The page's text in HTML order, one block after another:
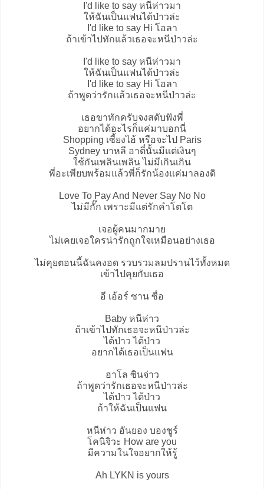
I'd like to say หนีห่าวมา
ให้ฉันเป็นแฟนได้ป่าวล่ะ
I'd like to say Hi โอลา
ถ้าเข้าไปทักแล้วเธอจะหนีป่าวล่ะ
I'd like to say หนีห่าวมา
ให้ฉันเป็นแฟนได้ป่าวล่ะ
I'd like to say Hi โอลา
ถ้าพูดว่ารักแล้วเธอจะหนีป่าวล่ะ
เธอขาทักครับจงสดับฟังพี่
อยากได้อะไรก็แค่มาบอกนี่
Shopping เซี้ยงไฮ้ หรือจะไป Paris
Sydney บาหลี อาตี๋นั้นมีแต่เงินๆ
ใช้กันเพลินเพลิน ไม่มีเกินเกิน
พี่อะเพียบพร้อมแล้วพี่ก็รักน้องแค่มาลองดิ
Love To Pay And Never Say No No
ไม่มีกั๊ก เพราะมีแต่รักคำโตโต
เจอผู้คนมากมาย
ไม่เคยเจอใครน่ารักถูกใจเหมือนอย่างเธอ
ไม่คุยตอนนี้ฉันคงอด รวบรวมลมปรานไว้ทั้งหมด
เข้าไปคุยกับเธอ
อี เอ้อร์ ซาน ซื่อ
Baby หนีห่าว
ถ้าเข้าไปทักเธอจะหนีป่าวล่ะ
ได้ป่าว ได้ป่าว
อยากได้เธอเป็นแฟน
ฮาโล ซินจ่าว
ถ้าพูดว่ารักเธอจะหนีป่าวล่ะ
ได้ป่าว ได้ป่าว
ถ้าให้ฉันเป็นแฟน
หนีห่าว อันยอง บองชูร์
โคนิจิวะ How are you
มีความในใจอยากให้รู้
Ah LYKN is yours